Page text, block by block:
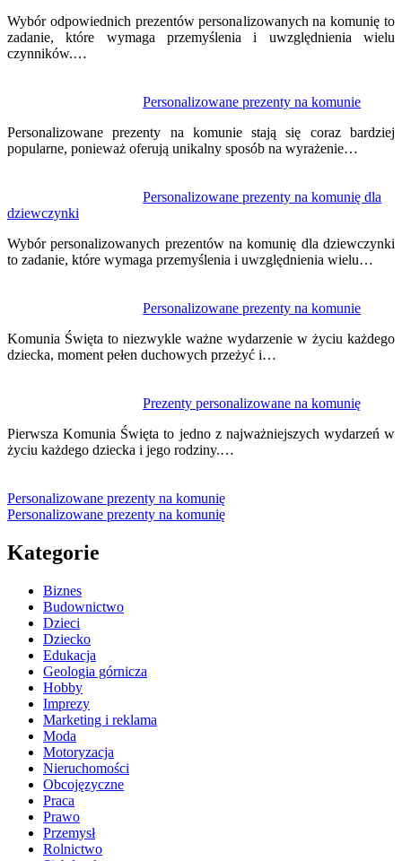
Wybór odpowiednich prezentów personalizowanych na komunię to
zadanie, które wymaga przemyślenia i uwzględnienia wielu
czynników.…
Personalizowane prezenty na komunie
Personalizowane prezenty na komunie stają się coraz bardziej
popularne, ponieważ oferują unikalny sposób na wyrażenie…
Personalizowane prezenty na komunię dla
dziewczynki
Wybór personalizowanych prezentów na komunię dla dziewczynki
to zadanie, które wymaga przemyślenia i uwzględnienia wielu…
Personalizowane prezenty na komunie
Komunia Święta to niezwykle ważne wydarzenie w życiu każdego
dziecka, moment pełen duchowych przeżyć i…
Prezenty personalizowane na komunię
Pierwsza Komunia Święta to jedno z najważniejszych wydarzeń w
życiu każdego dziecka i jego rodziny.…
wpisu
Personalizowane prezenty na komunię
Personalizowane prezenty na komunię
Kategorie
Biznes
Budownictwo
Dzieci
Dziecko
Edukacja
Geologia górnicza
Hobby
Imprezy
Marketing i reklama
Moda
Motoryzacja
Nieruchomości
Obcojęzyczne
Praca
Prawo
Przemysł
Rolnictwo